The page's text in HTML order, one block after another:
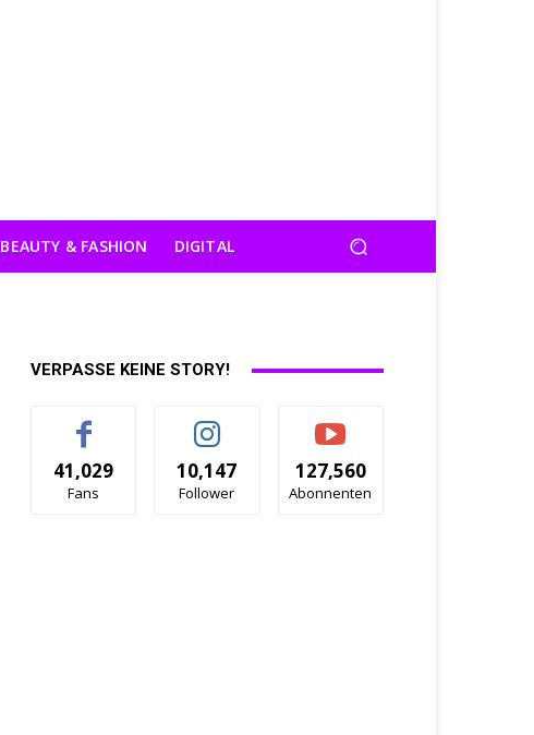
BEAUTY & FASHION DIGITAL
VERPASSE KEINE STORY!
41,029
Fans
10,147
Follower
127,560
Abonnenten